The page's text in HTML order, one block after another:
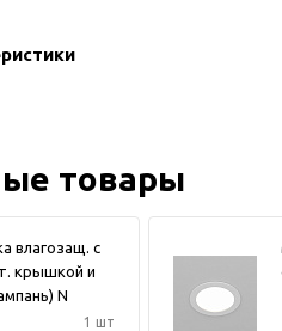
товары
влагозащ. с
крышкой и
N
1 шт